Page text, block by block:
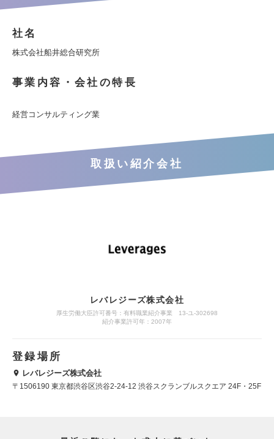
社名
株式会社船井総合研究所
事業内容・会社の特長
経営コンサルティング業
取扱い紹介会社
レバレジーズ株式会社
厚生労働大臣許可番号：有料職業紹介事業 13-ユ-302698
紹介事業許可年：2007年
登録場所
レバレジーズ株式会社
〒1506190 東京都渋谷区渋谷2-24-12 渋谷スクランブルスクエア 24F・25F